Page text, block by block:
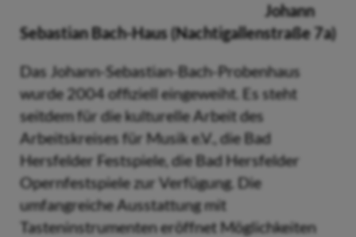
Johann
Sebastian Bach-Haus (Nachtigallenstraße 7a)
Das Johann-Sebastian-Bach-Probenhaus
wurde 2004 offiziell eingeweiht. Es steht
seitdem für die kulturelle Arbeit des
Arbeitskreises für Musik e.V., die Bad
Hersfelder Festspiele, die Bad Hersfelder
Opernfestspiele zur Verfügung. Die
umfangreiche Ausstattung mit
Tasteninstrumenten eröffnet Möglichkeiten